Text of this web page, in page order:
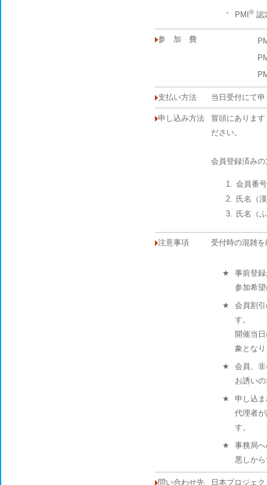
・ PMI ® 認
参 加 費
支払い方法 当日受付にて
申し込み方法
冒頭にあります
ださい。
会員登録済み
会員番
氏名（
氏名（
注意事項 受付時の混雑
★
事前登
参加希
★
会員割
す。
開催当
象とな
★
会員、
お誘い
★
申し込
代理者
す。
★
事務局
悪しか
問い合わせ先 日本プロジェ